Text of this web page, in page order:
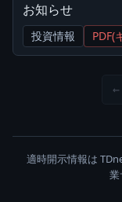
お知らせ
投資情報 PDF(
適時開示情報は
業